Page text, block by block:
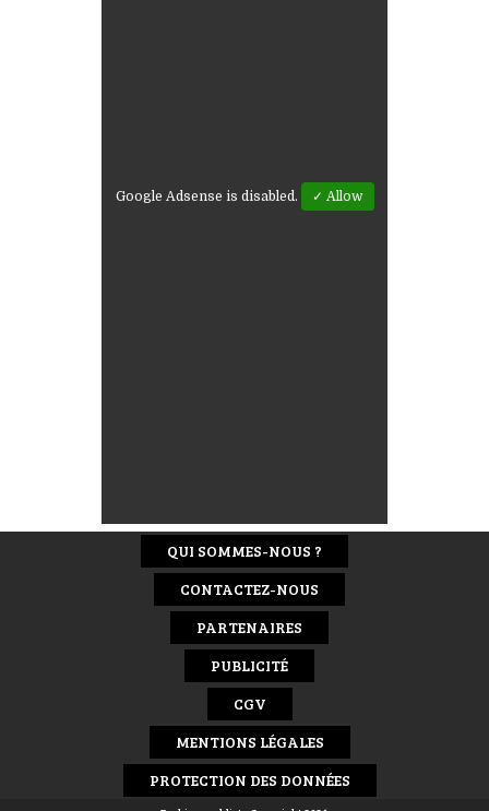
Google Adsense is disabled. ✓ Allow
QUI SOMMES-NOUS ?
CONTACTEZ-NOUS
PARTENAIRES
PUBLICITÉ
CGV
MENTIONS LÉGALES
PROTECTION DES DONNÉES